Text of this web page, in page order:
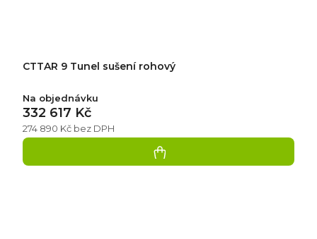
CTTAR 9 Tunel sušení rohový
Na objednávku
274 890 Kč bez DPH
332 617 Kč